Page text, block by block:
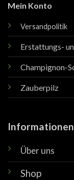
Mein Konto
Versandpolitik
Erstattungs-
Champignon-
Zauberpilz
Informationen
Über uns
Shop